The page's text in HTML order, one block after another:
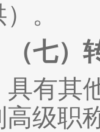
。
（七）
具有其
高级职